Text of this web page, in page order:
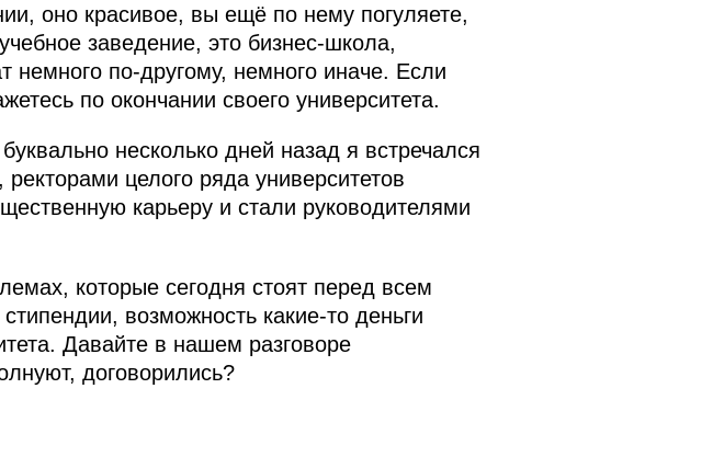
оно красивое, вы ещё по нему погуляете,
заведение, это бизнес-школа,
немного по‑другому, немного иначе. Если
по окончании своего университета.
несколько дней назад я встречался
целого ряда университетов
карьеру и стали руководителями
которые сегодня стоят перед всем
возможность какие‑то деньги
Давайте в нашем разговоре
договорились?